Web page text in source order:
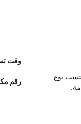
وقت
نوع
رقم